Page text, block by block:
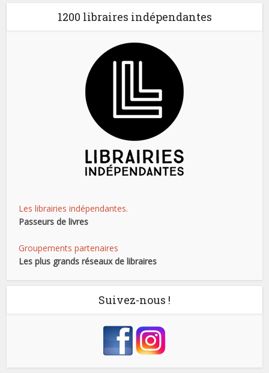
1200 libraires indépendantes
Les librairies indépendantes.
Passeurs de livres
Groupements partenaires
Les plus grands réseaux de libraires
Suivez-nous !